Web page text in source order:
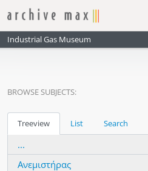
Skip to main content
Industrial Gas Museum
BROWSE SUBJECTS:
Treeview List Search
...
Ανεμιστήρας